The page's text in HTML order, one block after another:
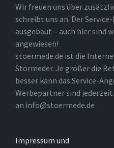
Wir freuen uns über
schreibt uns an. Der
ausgebaut – auch hier sind
angewiesen!
stoermede.de ist die
Störmeder. Je größer die
besser kann das Service-
Werbepartner sind
an info@stoermede.de
Impressum und